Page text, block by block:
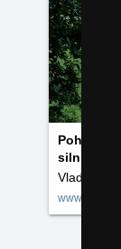
Pohled
silničky
Vladimír